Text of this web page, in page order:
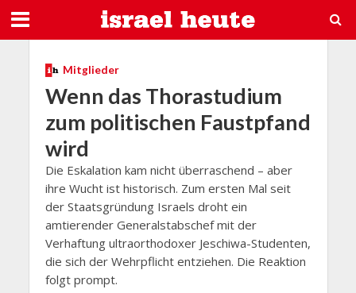
Mitglieder
Wenn das Thorastudium
zum politischen Faustpfand
wird
Die Eskalation kam nicht überraschend – aber
ihre Wucht ist historisch. Zum ersten Mal seit
der Staatsgründung Israels droht ein
amtierender Generalstabschef mit der
Verhaftung ultraorthodoxer Jeschiwa-Studenten,
die sich der Wehrpflicht entziehen. Die Reaktion
folgt prompt.